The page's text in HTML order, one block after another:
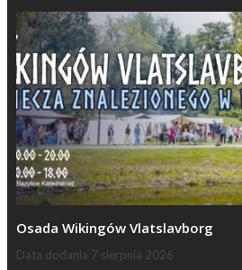
Osada Wikingów Vlatslavborg
Data dodania 7 sierpnia 2026